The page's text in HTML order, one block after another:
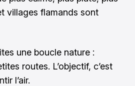
villages flamands sont
une boucle nature :
routes. L’objectif, c’est
l’air.